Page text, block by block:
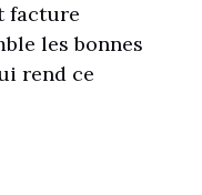
facture
les bonnes
rend ce